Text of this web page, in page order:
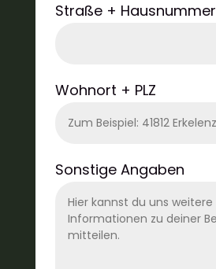
Straße + Hausnummer
Wohnort + PLZ
Sonstige Angaben